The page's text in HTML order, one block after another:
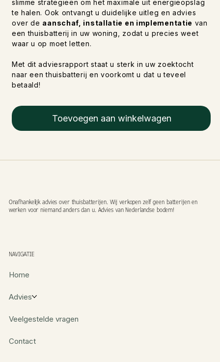
slimme strategieën om het maximale uit energieopslag
te halen. Ook ontvangt u duidelijke uitleg en advies
over de aanschaf, installatie en implementatie van
een thuisbatterij in uw woning, zodat u precies weet
waar u op moet letten.
Met dit adviesrapport staat u sterk in uw zoektocht
naar een thuisbatterij en voorkomt u dat u teveel
betaald!
Toevoegen aan winkelwagen
NAVIGATIE
Onafhankelijk advies over thuisbatterijen. Wij verkopen zelf geen batterijen en
werken voor niemand anders dan u. Advies van Nederlandse bodem!
Home
Advies
Veelgestelde vragen
Contact